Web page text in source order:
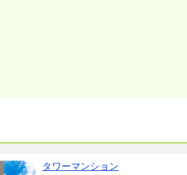
タワーマンション